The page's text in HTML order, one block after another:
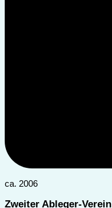
ca. 2006
Zweiter Ableger-Verein